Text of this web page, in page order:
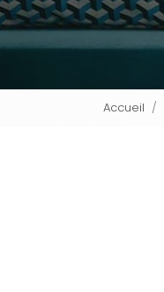
Accueil